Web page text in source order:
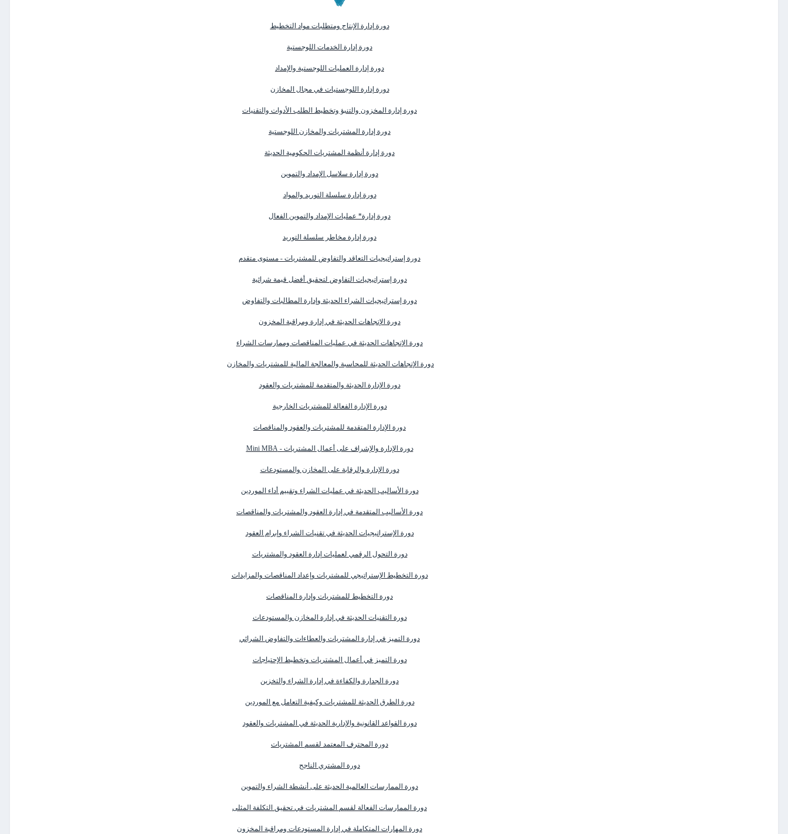
دورة إدارة الإنتاج ومتطلبات مواد التخطيط
دورة إدارة الخدمات اللوجستية
دورة إدارة العمليات اللوجستية والإمداد
دورة إدارة اللوجستيات في مجال المخازن
دورة إدارة المخزون والتنبؤ وتخطيط الطلب الأدوات والتقنيات
دورة إدارة المشتريات والمخازن اللوجستية
دورة إدارة أنظمة المشتريات الحكومية الحديثة
دورة إدارة سلاسل الإمداد والتموين
دورة إدارة سلسلة التوريد والمواد
دورة إدارة* ‬عمليات الإمداد والتموين الفعال
دورة إدارة مخاطر سلسلة التوريد
دورة إستراتيجيات التعاقد والتفاوض للمشتريات - مستوى متقدم
دورة إستراتيجيات التفاوض لتحقيق أفضل قيمة شرائية
دورة إستراتيجيات الشراء الحديثة وإدارة المطالبات والتفاوض
دورة الإتجاهات الحديثة في إدارة ومراقبة المخزون
دورة الإتجاهات الحديثة في عمليات المناقصات وممارسات الشراء
دورة الإتجاهات الحديثة للمحاسبة والمعالجة المالية للمشتريات والمخازن
دورة الإدارة الحديثة والمتقدمة للمشتريات والعقود
دورة الإدارة الفعالة للمشتريات الخارجية
دورة الإدارة المتقدمة للمشتريات والعقود والمناقصات
دورة الإدارة والإشراف على أعمال المشتريات - Mini MBA
دورة الإدارة والرقابة على المخازن والمستودعات
دورة الأساليب الحديثة في عمليات الشراء وتقييم أداء الموردين
دورة الأساليب المتقدمة في إدارة العقود والمشتريات والمناقصات
دورة الإستراتيجيات الحديثة في تقنيات الشراء وإبرام العقود
دورة التحول الرقمي لعمليات إدارة العقود والمشتريات
دورة التخطيط الإستراتيجي للمشتريات وإعداد المناقصات والمزايدات
دورة التخطيط للمشتريات وإدارة المناقصات
دورة التقنيات الحديثة في إدارة المخازن والمستودعات
دورة التميز في إدارة المشتريات والعطاءات والتفاوض الشرائي
دورة التميز في أعمال المشتريات وتخطيط الإحتياجات
دورة الجدارة والكفاءة في إدارة الشراء والتخزين
دورة الطرق الحديثة للمشتريات وكيفية التعامل مع الموردين
دورة القواعد القانونية والإدارية الحديثة في المشتريات والعقود
دورة المحترف المعتمد لقسم المشتريات
دورة المشتري الناجح
دورة الممارسات العالمية الحديثة على أنشطة الشراء والتموين
دورة الممارسات الفعالة لقسم المشتريات في تحقيق التكلفة المثلى
دورة المهارات المتكاملة في إدارة المستودعات ومراقبة المخزون